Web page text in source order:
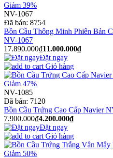
Giảm 39%
NV-1067
Đã bán: 8754
Bồn Cầu Thông Minh Phiên Bản
NV-1067
17.890.000₫11.000.000₫
Đặt ngay
Giỏ hàng
Giảm 47%
NV-1085
Đã bán: 7120
Bồn Cầu Trứng Cao Cấp Navier
7.900.000₫4.200.000₫
Đặt ngay
Giỏ hàng
Giảm 50%